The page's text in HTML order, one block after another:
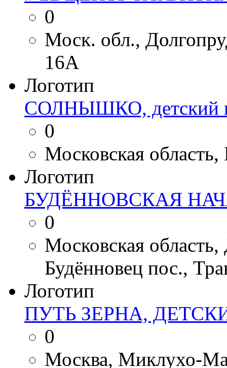
0
Моск. обл.,
16А
Логотип
СОЛНЫШКО, детский
0
Московская
Логотип
БУДЁННОВСКАЯ
0
Московская
Будённовец пос.,
Логотип
ПУТЬ ЗЕРНА,
0
Москва, Миклухо-